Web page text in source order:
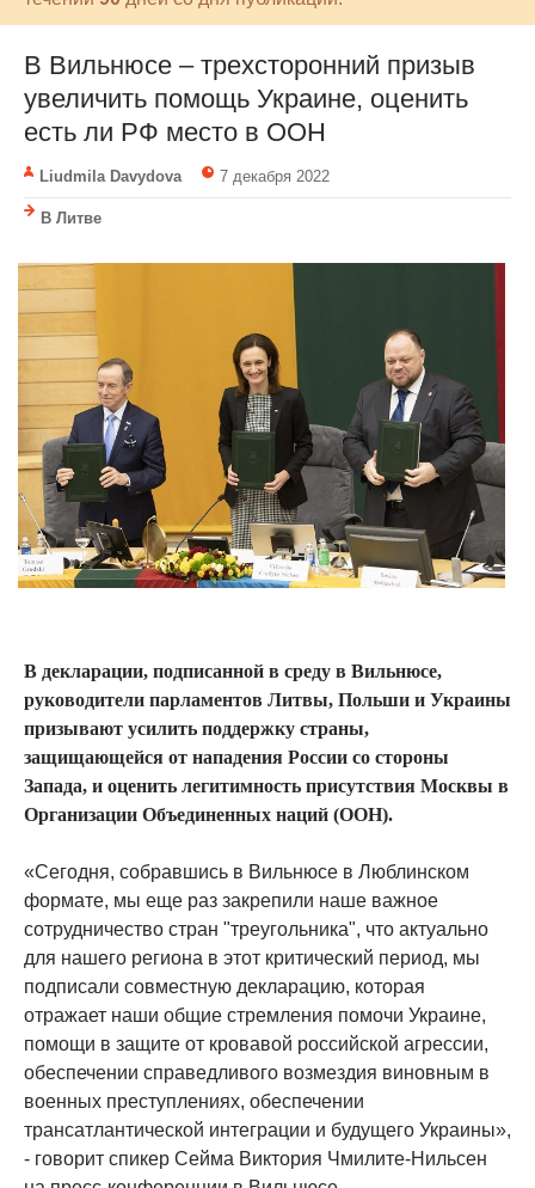
В Вильнюсе – трехсторонний призыв
увеличить помощь Украине, оценить
есть ли РФ место в ООН
Liudmila Davydova 7 декабря 2022
В Литве
В декларации, подписанной в среду в Вильнюсе,
руководители парламентов Литвы, Польши и Украины
призывают усилить поддержку страны,
защищающейся от нападения России со стороны
Запада, и оценить легитимность присутствия Москвы в
Организации Объединенных наций (ООН).
«Сегодня, собравшись в Вильнюсе в Люблинском
формате, мы еще раз закрепили наше важное
сотрудничество стран "треугольника", что актуально
для нашего региона в этот критический период, мы
подписали совместную декларацию, которая
отражает наши общие стремления помочи Украине,
помощи в защите от кровавой российской агрессии,
обеспечении справедливого возмездия виновным в
военных преступлениях, обеспечении
трансатлантической интеграции и будущего Украины»,
- говорит спикер Сейма Виктория Чмилите-Нильсен